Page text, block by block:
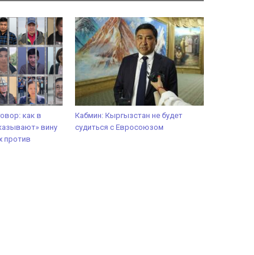
как в
вину
против
Кабмин: Кыргызстан не будет
судиться с Евросоюзом